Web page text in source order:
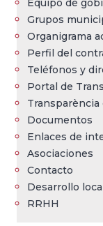
a
la
Equipo de
Grupos
Organigrama
Perfil del
Teléfonos y
Portal de
Documentos
Enlaces de
Asociaciones
Contacto
Desarrollo
RRHH